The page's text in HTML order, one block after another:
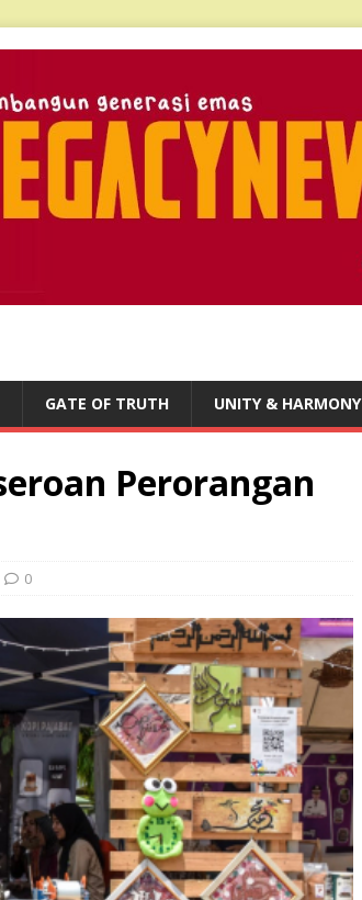
GATE OF TRUTH UNITY & HARMONY
Perorangan
0